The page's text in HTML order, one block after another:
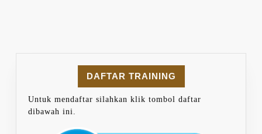
DAFTAR TRAINING
Untuk mendaftar silahkan klik tombol daftar
dibawah ini.